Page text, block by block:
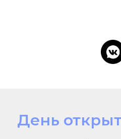
День